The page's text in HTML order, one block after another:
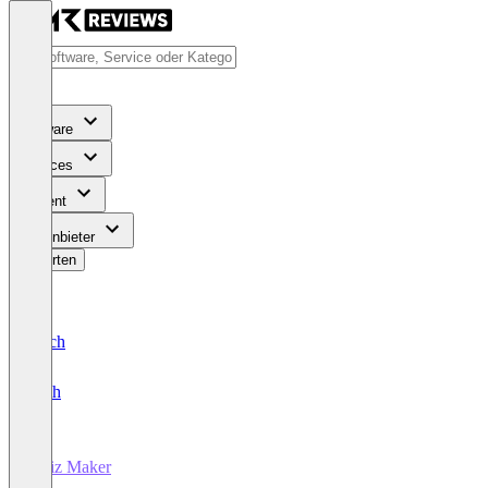
Software
Services
Content
Für Anbieter
Bewerten
Deutsch
English
Quiz Maker